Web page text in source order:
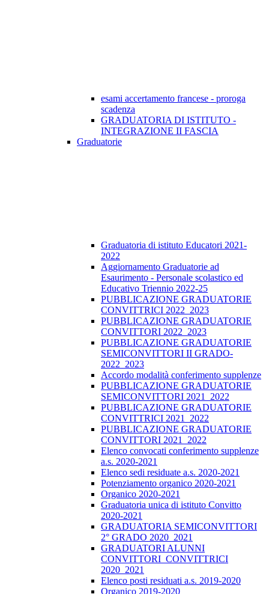
esami accertamento francese - proroga
scadenza
GRADUATORIA DI ISTITUTO -
INTEGRAZIONE II FASCIA
Graduatorie
Graduatoria di istituto Educatori 2021-
2022
Aggiornamento Graduatorie ad
Esaurimento - Personale scolastico ed
Educativo Triennio 2022-25
PUBBLICAZIONE GRADUATORIE
CONVITTRICI 2022_2023
PUBBLICAZIONE GRADUATORIE
CONVITTORI 2022_2023
PUBBLICAZIONE GRADUATORIE
SEMICONVITTORI II GRADO-
2022_2023
Accordo modalità conferimento supplenze
PUBBLICAZIONE GRADUATORIE
SEMICONVITTORI 2021_2022
PUBBLICAZIONE GRADUATORIE
CONVITTRICI 2021_2022
PUBBLICAZIONE GRADUATORIE
CONVITTORI 2021_2022
Elenco convocati conferimento supplenze
a.s. 2020-2021
Elenco sedi residuate a.s. 2020-2021
Potenziamento organico 2020-2021
Organico 2020-2021
Graduatoria unica di istituto Convitto
2020-2021
GRADUATORIA SEMICONVITTORI
2° GRADO 2020_2021
GRADUATORI ALUNNI
CONVITTORI_CONVITTRICI
2020_2021
Elenco posti residuati a.s. 2019-2020
Organico 2019-2020